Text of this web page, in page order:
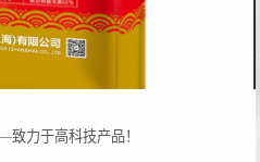
力于高科技产品！